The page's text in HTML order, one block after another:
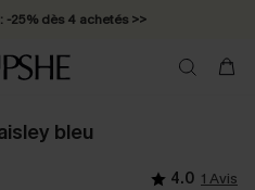
-25% dès 4 achetés >>
bleu
4.0 1 Avis